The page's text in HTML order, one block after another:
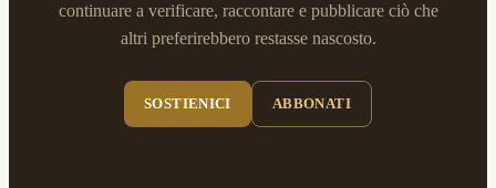
continuare a verificare, raccontare e pubblicare ciò che
altri preferirebbero restasse nascosto.
SOSTIENICI ABBONATI